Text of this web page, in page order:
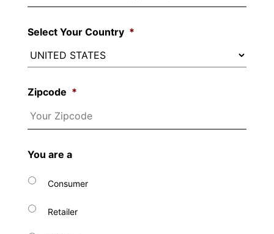
Select Your Country *
Zipcode *
You are a
Consumer
Retailer